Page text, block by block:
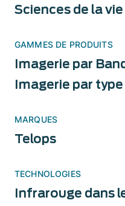
Sciences de la
GAMMES DE PRODUITS
Imagerie par
Imagerie par
MARQUES
Telops
TECHNOLOGIES
Infrarouge dans